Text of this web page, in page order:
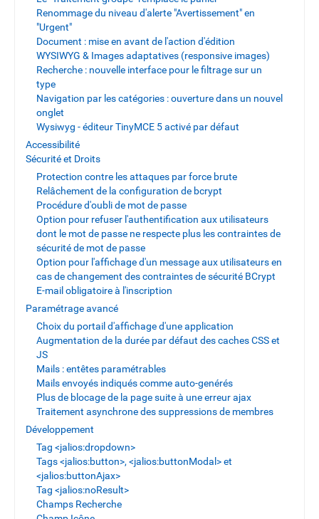
Renommage du niveau d'alerte "Avertissement" en
"Urgent"
Document : mise en avant de l'action d'édition
WYSIWYG & Images adaptatives (responsive images)
Recherche : nouvelle interface pour le filtrage sur un
type
Navigation par les catégories : ouverture dans un nouvel
onglet
Wysiwyg - éditeur TinyMCE 5 activé par défaut
Accessibilité
Sécurité et Droits
Protection contre les attaques par force brute
Relâchement de la configuration de bcrypt
Procédure d'oubli de mot de passe
Option pour refuser l'authentification aux utilisateurs
dont le mot de passe ne respecte plus les contraintes de
sécurité de mot de passe
Option pour l'affichage d'un message aux utilisateurs en
cas de changement des contraintes de sécurité BCrypt
E-mail obligatoire à l'inscription
Paramétrage avancé
Choix du portail d'affichage d'une application
Augmentation de la durée par défaut des caches CSS et
JS
Mails : entêtes paramétrables
Mails envoyés indiqués comme auto-genérés
Plus de blocage de la page suite à une erreur ajax
Traitement asynchrone des suppressions de membres
Développement
Tag <jalios:dropdown>
Tags <jalios:button>, <jalios:buttonModal> et
<jalios:buttonAjax>
Tag <jalios:noResult>
Champs Recherche